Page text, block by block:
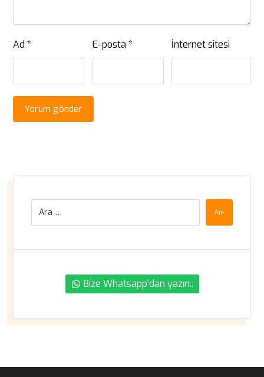
Ad* E-posta * İnternet sitesi
Yorum gönder
Ara
Bize Whatsapp'dan yazın..